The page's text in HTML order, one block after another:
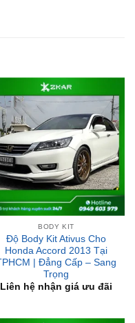
BODY KIT
Độ Body Kit Ativus Cho
Honda Accord 2013 Tại
TPHCM | Đẳng Cấp – Sang
Trọng
Liên hệ nhận giá ưu đãi